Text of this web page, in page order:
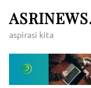
ke
konten
Enter)
aspirasi kita